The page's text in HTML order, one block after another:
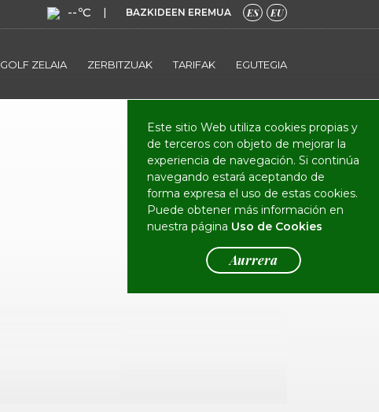
--ºC BAZKIDEEN EREMUA ES EU
GOLF ZELAIA ZERBITZUAK TARIFAK EGUTEGIA
Este sitio Web utiliza cookies propias y
de terceros con objeto de mejorar la
experiencia de navegación. Si continúa
navegando estará aceptando de
forma expresa el uso de estas cookies.
Puede obtener más información en
nuestra página Uso de Cookies
Aurrera
Avisos